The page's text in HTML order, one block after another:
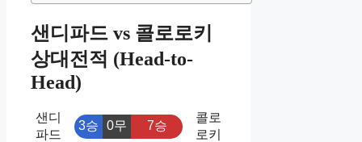
샌디파드 vs 콜로로키
상대전적 (Head-to-
Head)
샌디
파드
3승 0무 7승
콜로
로키